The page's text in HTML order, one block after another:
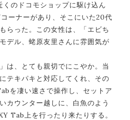
くのドコモショップに駆け込ん
ーナーがあり、そこにいた20代
らった。この女性は、「エビち
デル、蛯原友里さんに雰囲気が
は、とても親切でにこやか。当
テキパキと対応してくれ、その
を凄い速さで操作し、セットア
カウンター越しに、白魚のよう
Tab上を行ったり来たりする。